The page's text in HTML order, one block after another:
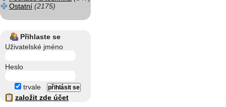
Ostatní (2175)
Přihlaste se
Uživatelské jméno
Heslo
trvale
založit zde účet